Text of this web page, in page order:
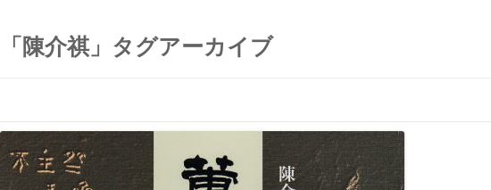
「陳介祺」タグアーカイブ